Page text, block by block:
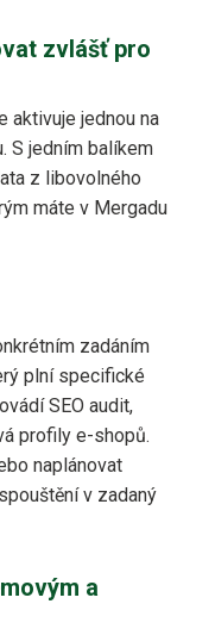
zvlášť pro
aktivuje jednou na
S jedním balíkem
z libovolného
máte v Mergadu
zadáním
plní specifické
SEO audit,
profily e-shopů.
naplánovat
v zadaný
a